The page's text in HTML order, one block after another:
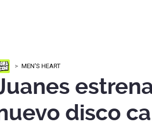
MEN'S HEART
disco